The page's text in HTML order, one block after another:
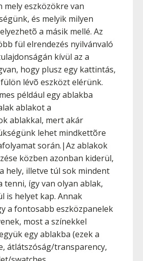
mely eszközökre van
és melyik milyen
a másik mellé. Az
fül elrendezés nyilvánvaló
kívül az a
hogy plusz egy kattintás,
lévõ eszközt elérünk.
például egy ablakba
ablakot a
ablakkal, mert akár
lehet mindkettõre
során.|Az ablakok
közben azonban kiderül,
hely, illetve túl sok mindent
tenni, így van olyan ablak,
is helyet kap. Annak
a fontosabb eszközpanelek
most a színekkel
egy ablakba (ezek a
átlátszóság/transparency,